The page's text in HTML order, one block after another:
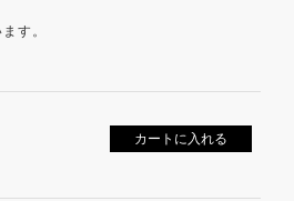
す。
カートに入れる